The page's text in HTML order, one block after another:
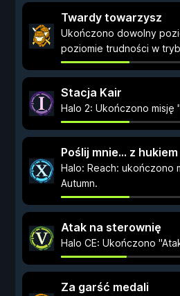
Twardy towarzysz
Ukończono dowolny
poziomie trudności w
Stacja Kair
Halo 2: Ukończono misję
Poślij mnie... z hukiem
Halo: Reach: ukończono
Autumn.
Atak na sterownię
Halo CE: Ukończono
Za garść medali